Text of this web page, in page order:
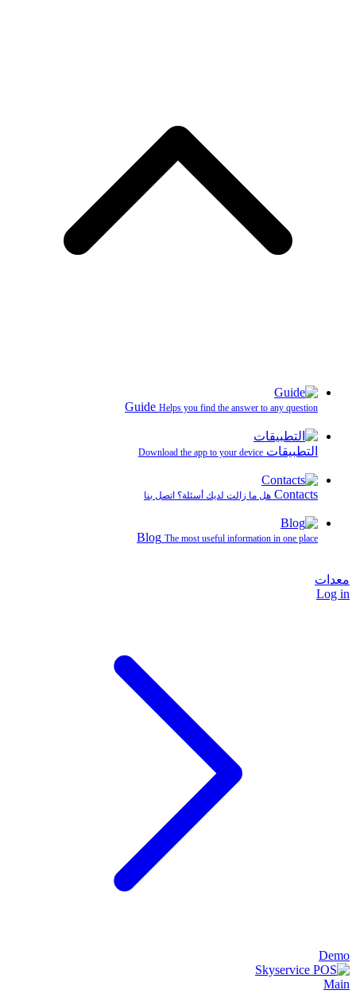
Guide Helps you find the answer to any question
التطبيقات Download the app to your device
Contacts هل ما زالت لديك أسئلة؟ اتصل بنا
Blog The most useful information in one place
معدات
Log in
Demo
Main